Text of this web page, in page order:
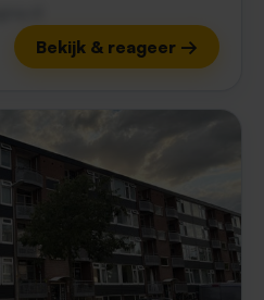
Bekijk & reageer →